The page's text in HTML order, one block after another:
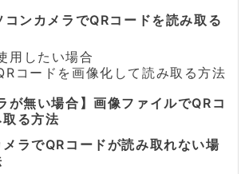
ンカメラでQRコードを読み取る
用したい場合
コードを画像化して読み取る方法
が無い場合】画像ファイルでQRコ
る方法
ラでQRコードが読み取れない場